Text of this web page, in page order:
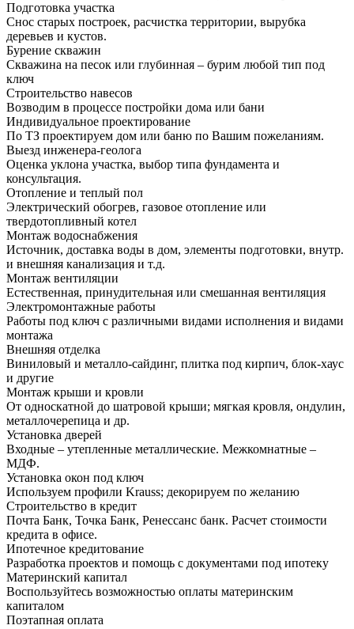
Подготовка участка
Снос старых построек, расчистка территории, вырубка
деревьев и кустов.
Бурение скважин
Скважина на песок или глубинная – бурим любой тип под
ключ
Строительство навесов
Возводим в процессе постройки дома или бани
Индивидуальное проектирование
По ТЗ проектируем дом или баню по Вашим пожеланиям.
Выезд инженера-геолога
Оценка уклона участка, выбор типа фундамента и
консультация.
Отопление и теплый пол
Электрический обогрев, газовое отопление или
твердотопливный котел
Монтаж водоснабжения
Источник, доставка воды в дом, элементы подготовки, внутр.
и внешняя канализация и т.д.
Монтаж вентиляции
Естественная, принудительная или смешанная вентиляция
Электромонтажные работы
Работы под ключ с различными видами исполнения и видами
монтажа
Внешняя отделка
Виниловый и металло-сайдинг, плитка под кирпич, блок-хаус
и другие
Монтаж крыши и кровли
От односкатной до шатровой крыши; мягкая кровля, ондулин,
металлочерепица и др.
Установка дверей
Входные – утепленные металлические. Межкомнатные –
МДФ.
Установка окон под ключ
Используем профили Krauss; декорируем по желанию
Строительство в кредит
Почта Банк, Точка Банк, Ренессанс банк. Расчет стоимости
кредита в офисе.
Ипотечное кредитование
Разработка проектов и помощь с документами под ипотеку
Материнский капитал
Воспользуйтесь возможностью оплаты материнским
капиталом
Поэтапная оплата